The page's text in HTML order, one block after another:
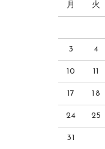
月 火
3 4
10 11
17 18
24 25
31